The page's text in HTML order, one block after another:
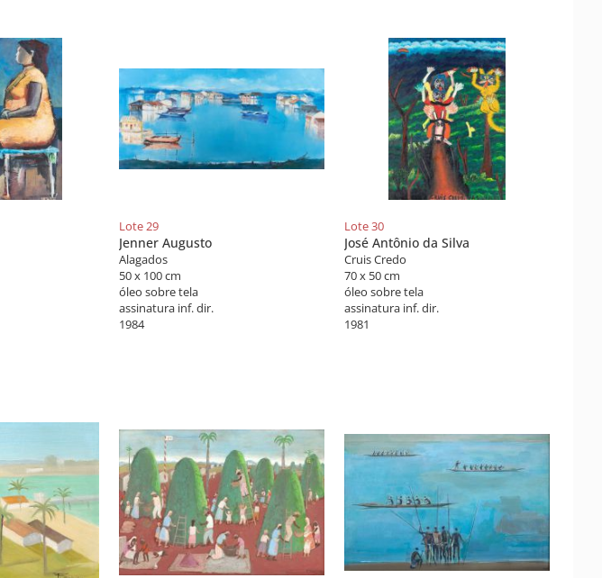
Lote 29
Jenner Augusto
Alagados
50 x 100 cm
óleo sobre tela
assinatura inf. dir.
1984
Lote 30
José Antônio da Silva
Cruis Credo
70 x 50 cm
óleo sobre tela
assinatura inf. dir.
1981